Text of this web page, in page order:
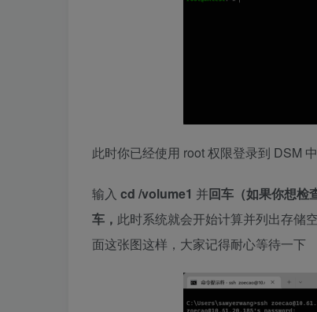
此时你已经使用 root 权限登录到 DSM
输入 cd /volume1 并回车 （如果你想
车， 此时系统就会开始计算并列出存储
面这张图这样，大家记得耐心等待一下